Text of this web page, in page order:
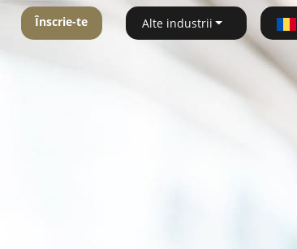
Înscrie-te Alte industrii